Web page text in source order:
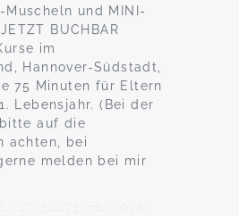
Muscheln und MINI-
BUCHBAR
im
Hannover-Südstadt,
75 Minuten für Eltern
Lebensjahr. (Bei der
auf die
achten, bei
melden bei mir
17, 30173 Hannover